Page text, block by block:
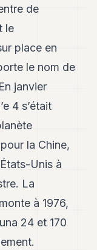
de
le
place en
le nom de
janvier
4 s’était
la Chine,
Unis à
La
à 1976,
24 et 170